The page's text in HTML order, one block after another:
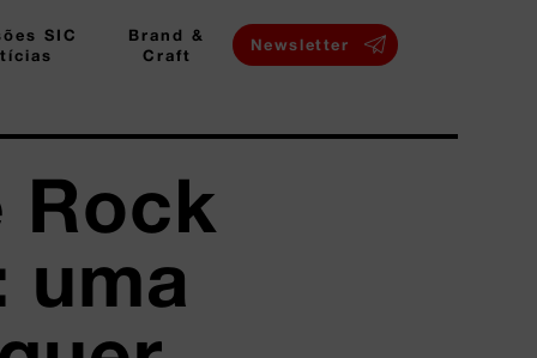
SIC
Brand &
Craft
Newsletter
Rock
uma